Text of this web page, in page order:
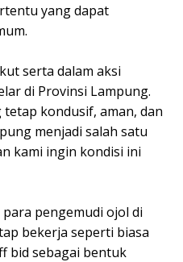
yang dapat
serta dalam aksi
di Provinsi Lampung.
kondusif, aman, dan
menjadi salah satu
kami ingin kondisi ini
pengemudi ojol di
bekerja seperti biasa
bid sebagai bentuk